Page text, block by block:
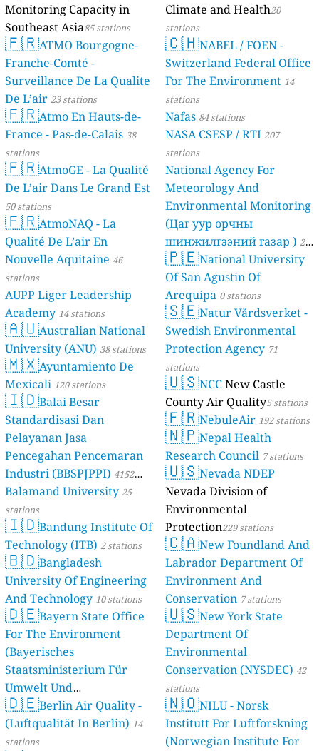
Monitoring Capacity in
Southeast Asia85 stations
🇫🇷ATMO Bourgogne-
Franche-Comté -
Surveillance De La Qualite
De L’air 23 stations
🇫🇷Atmo En Hauts-de-
France - Pas-de-Calais 38
stations
🇫🇷AtmoGE - La Qualité
De L’air Dans Le Grand Est
50 stations
🇫🇷AtmoNAQ - La
Qualité De L’air En
Nouvelle Aquitaine 46
stations
AUPP Liger Leadership
Academy 14 stations
🇦🇺Australian National
University (ANU) 38 stations
🇲🇽Ayuntamiento De
Mexicali 120 stations
🇮🇩Balai Besar
Standardisasi Dan
Pelayanan Jasa
Pencegahan Pencemaran
Industri (BBSPJPPI) 4152
stations
Balamand University25
stations
🇮🇩Bandung Institute Of
Technology (ITB) 2 stations
🇧🇩Bangladesh
University Of Engineering
And Technology 10 stations
🇩🇪Bayern State Office
For The Environment
(Bayerisches
Staatsministerium Für
Umwelt Und
Verbraucherschutz) - LfU
46 stations
🇩🇪Berlin Air Quality -
(Luftqualität In Berlin) 14
stations
Climate and Health20
stations
🇨🇭NABEL / FOEN -
Switzerland Federal Office
For The Environment 14
stations
Nafas 84 stations
NASA CSESP / RTI 207
stations
National Agency For
Meteorology And
Environmental Monitoring
(Цаг уур орчны
шинжилгээний газар ) 21
stations
🇵🇪National University
Of San Agustin Of
Arequipa 0 stations
🇸🇪Natur Vårdsverket -
Swedish Environmental
Protection Agency 71
stations
🇺🇸NCCNew Castle
County Air Quality5 stations
🇫🇷NebuleAir 192 stations
🇳🇵Nepal Health
Research Council 7 stations
🇺🇸Nevada NDEP
Nevada Division of
Environmental
Protection229 stations
🇨🇦New Foundland And
Labrador Department Of
Environment And
Conservation 7 stations
🇺🇸New York State
Department Of
Environmental
Conservation (NYSDEC) 42
stations
🇳🇴NILU - Norsk
Institutt For Luftforskning
(Norwegian Institute For